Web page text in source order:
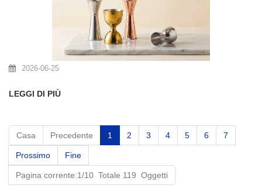
2026-06-25
LEGGI DI PIÙ
Casa Precedente 1 2 3 4 5 6 7
Prossimo Fine
Pagina corrente:1/10 Totale 119 Oggetti